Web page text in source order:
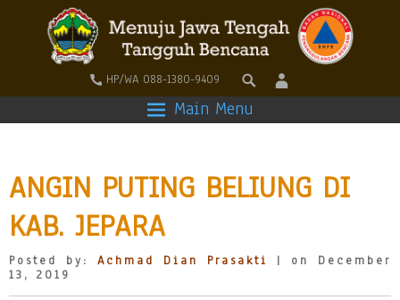
HP/WA 088-1380-9409
Main Menu
ANGIN PUTING BELIUNG DI
KAB. JEPARA
Posted by: Achmad Dian Prasakti
| on December
13, 2019